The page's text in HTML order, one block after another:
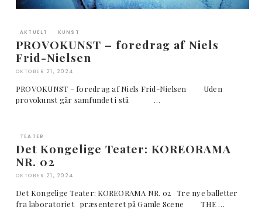
AKTUELT KUNST
PROVOKUNST – foredrag af Niels
Frid-Nielsen
OKTOBER 21, 2024
PROVOKUNST – foredrag af Niels Frid-Nielsen Uden
provokunst går samfundet i stå …
TEATER
Det Kongelige Teater: KOREORAMA
NR. 02
OKTOBER 21, 2024
Det Kongelige Teater: KOREORAMA NR. 02 Tre nye balletter
fra laboratoriet præsenteret på Gamle Scene THE …